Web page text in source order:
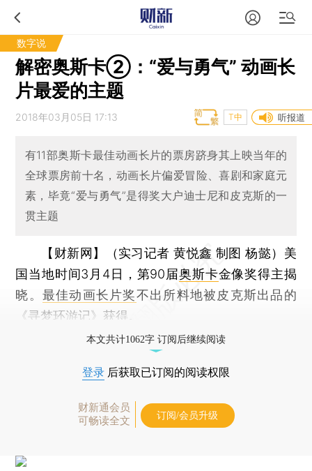
数字说
解密奥斯卡②：“爱与勇气” 动画长
片最爱的主题
2018年03月05日 17:13 听报道
T中
有11部奥斯卡最佳动画长片的票房跻身其上映当年的
全球票房前十名，动画长片偏爱冒险、喜剧和家庭元
素，毕竟“爱与勇气”是得奖大户迪士尼和皮克斯的一
贯主题
【财新网】（实习记者 黄悦鑫 制图 杨懿） 美
国当地时间3月4日，第90届奥斯卡金像奖得主揭
晓。 最佳动画长片奖不出所料地被皮克斯出品的
《寻梦环游记》获得。
本文共计1062字 订阅后继续阅读
登录 后获取已订阅的阅读权限
财新通会员
可畅读全文
订阅/会员升级